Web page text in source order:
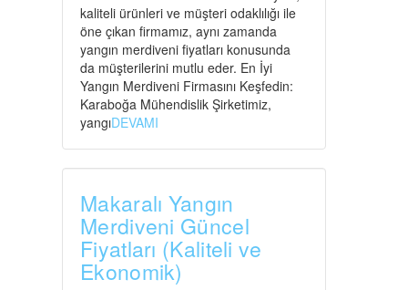
kaliteli ürünleri ve müşteri odaklılığı ile
öne çıkan firmamız, aynı zamanda
yangın merdiveni fiyatları konusunda
da müşterilerini mutlu eder. En İyi
Yangın Merdiveni Firmasını Keşfedin:
Karaboğa Mühendislik Şirketimiz,
yangıDEVAMI
Makaralı Yangın
Merdiveni Güncel
Fiyatları (Kaliteli ve
Ekonomik)